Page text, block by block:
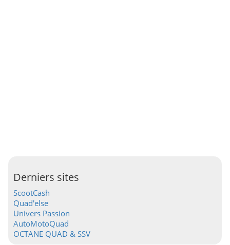
Derniers sites
ScootCash
Quad'else
Univers Passion
AutoMotoQuad
OCTANE QUAD & SSV